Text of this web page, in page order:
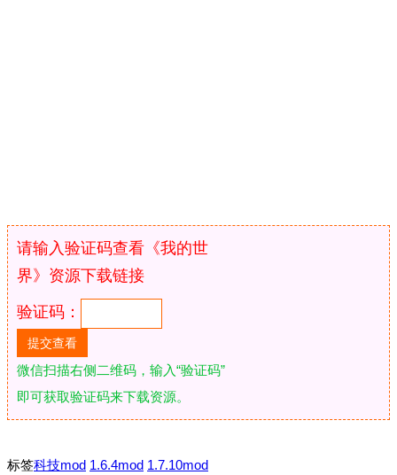
请输入验证码查看《我的世
界》资源下载链接
验证码：
微信扫描右侧二维码，输入“验证码”
即可获取验证码来下载资源。
标签科技mod 1.6.4mod 1.7.10mod